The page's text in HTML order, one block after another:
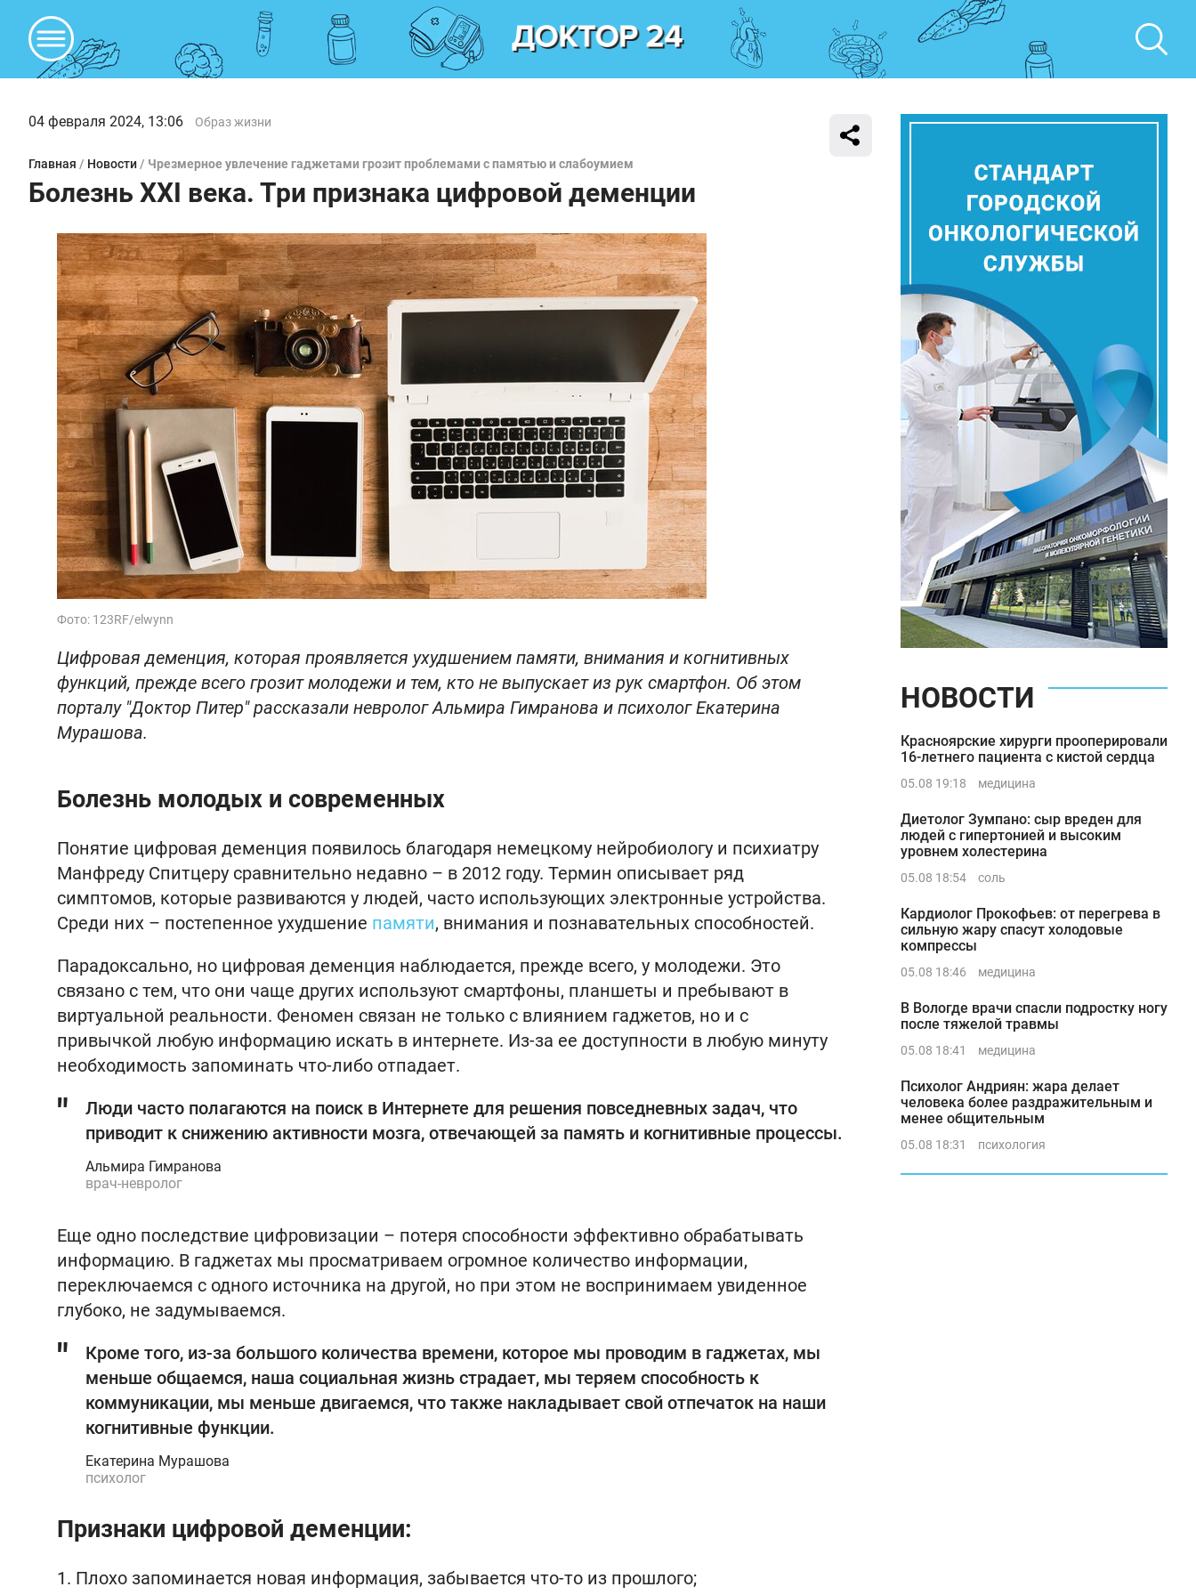
04 февраля 2024, 13:06 Образ жизни
Главная / Новости / Чрезмерное увлечение гаджетами грозит проблемами с памятью и слабоумием
Болезнь XXI века. Три признака цифровой деменции
Фото: 123RF/elwynn
Цифровая деменция, которая проявляется ухудшением памяти, внимания и когнитивных
функций, прежде всего грозит молодежи и тем, кто не выпускает из рук смартфон. Об этом
порталу "Доктор Питер" рассказали невролог Альмира Гимранова и психолог Екатерина
Мурашова.
Болезнь молодых и современных
Понятие цифровая деменция появилось благодаря немецкому нейробиологу и психиатру
Манфреду Спитцеру сравнительно недавно – в 2012 году. Термин описывает ряд
симптомов, которые развиваются у людей, часто использующих электронные устройства.
Среди них – постепенное ухудшение памяти, внимания и познавательных способностей.
Парадоксально, но цифровая деменция наблюдается, прежде всего, у молодежи. Это
связано с тем, что они чаще других используют смартфоны, планшеты и пребывают в
виртуальной реальности. Феномен связан не только с влиянием гаджетов, но и с
привычкой любую информацию искать в интернете. Из-за ее доступности в любую минуту
необходимость запоминать что-либо отпадает.
Люди часто полагаются на поиск в Интернете для решения повседневных задач, что
приводит к снижению активности мозга, отвечающей за память и когнитивные процессы.
Альмира Гимранова
врач-невролог
Еще одно последствие цифровизации – потеря способности эффективно обрабатывать
информацию. В гаджетах мы просматриваем огромное количество информации,
переключаемся с одного источника на другой, но при этом не воспринимаем увиденное
глубоко, не задумываемся.
Кроме того, из-за большого количества времени, которое мы проводим в гаджетах, мы
меньше общаемся, наша социальная жизнь страдает, мы теряем способность к
коммуникации, мы меньше двигаемся, что также накладывает свой отпечаток на наши
когнитивные функции.
Екатерина Мурашова
психолог
Признаки цифровой деменции:
1. Плохо запоминается новая информация, забывается что-то из прошлого;
НОВОСТИ
Красноярские хирурги прооперировали
16-летнего пациента с кистой сердца
05.08 19:18 медицина
Диетолог Зумпано: сыр вреден для
людей с гипертонией и высоким
уровнем холестерина
05.08 18:54 соль
Кардиолог Прокофьев: от перегрева в
сильную жару спасут холодовые
компрессы
05.08 18:46 медицина
В Вологде врачи спасли подростку ногу
после тяжелой травмы
05.08 18:41 медицина
Психолог Андриян: жара делает
человека более раздражительным и
менее общительным
05.08 18:31 психология